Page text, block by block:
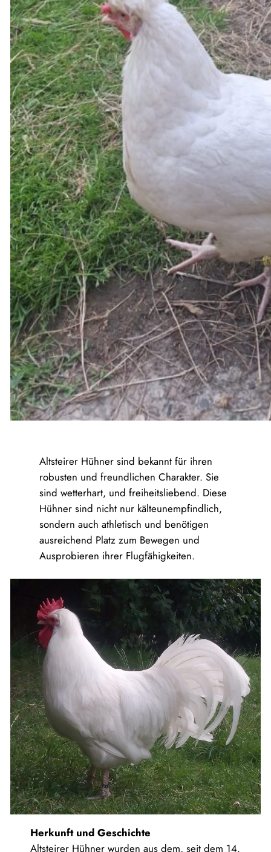
Altsteirer Hühner sind bekannt für ihren
robusten und freundlichen Charakter. Sie
sind wetterhart, und freiheitsliebend. Diese
Hühner sind nicht nur kälteunempfindlich,
sondern auch athletisch und benötigen
ausreichend Platz zum Bewegen und
Ausprobieren ihrer Flugfähigkeiten.
Herkunft und Geschichte
Altsteirer Hühner wurden aus dem, seit dem 14.